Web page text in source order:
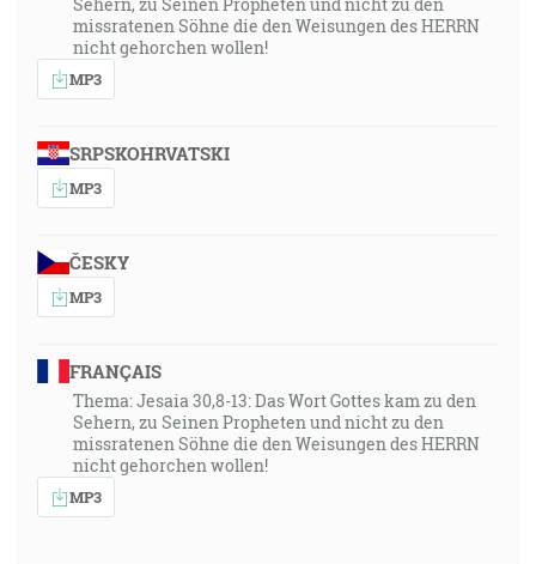
missratenen Söhne die den Weisungen des HERRN
nicht gehorchen wollen!
MP3
SRPSKOHRVATSKI
MP3
ČESKY
MP3
FRANÇAIS
Thema: Jesaia 30,8-13: Das Wort Gottes kam zu den
Sehern, zu Seinen Propheten und nicht zu den
missratenen Söhne die den Weisungen des HERRN
nicht gehorchen wollen!
MP3